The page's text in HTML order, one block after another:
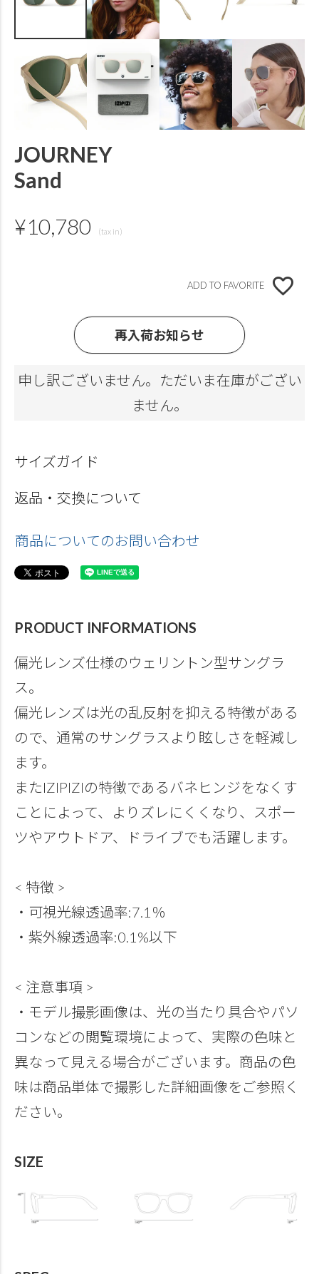
JOURNEY
Sand
¥10,780
ADD TO FAVORITE
再入荷お知らせ
申し訳ございません。ただいま在庫がござい
ません。
サイズガイド
返品・交換について
商品についてのお問い合わせ
PRODUCT INFORMATIONS
偏光レンズ仕様のウェリントン型サングラ
ス。
偏光レンズは光の乱反射を抑える特徴がある
ので、通常のサングラスより眩しさを軽減し
ます。
またIZIPIZIの特徴であるバネヒンジをなくす
ことによって、よりズレにくくなり、スポー
ツやアウトドア、ドライブでも活躍します。
< 特徴 >
・可視光線透過率:7.1％
・紫外線透過率:0.1%以下
< 注意事項 >
・モデル撮影画像は、光の当たり具合やパソ
コンなどの閲覧環境によって、実際の色味と
異なって見える場合がございます。商品の色
味は商品単体で撮影した詳細画像をご参照く
ださい。
SIZE